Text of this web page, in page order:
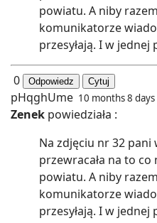
powiatu. A niby
komunikatorze
przesyłają. I w jednej
0 Odpowiedz Cytuj
pHqghUme 10 months 8 days
Zenek powiedziała :
Na zdjęciu nr 32 pani
przewracała na to co
powiatu. A niby
komunikatorze
przesyłają. I w jednej